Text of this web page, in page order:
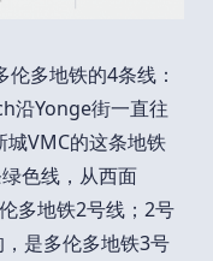
多地铁的4条线：
沿Yonge街一直往
VMC的这条地铁
色线，从西面
多地铁2号线；2号
是多伦多地铁3号